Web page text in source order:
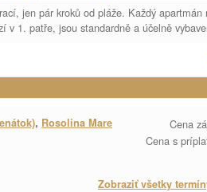
jen pár kroků od pláže. Každý
v 1. patře, jsou standardně a účelně
Cena
Cena s
, Rosolina Mare
Zobraziť všetky